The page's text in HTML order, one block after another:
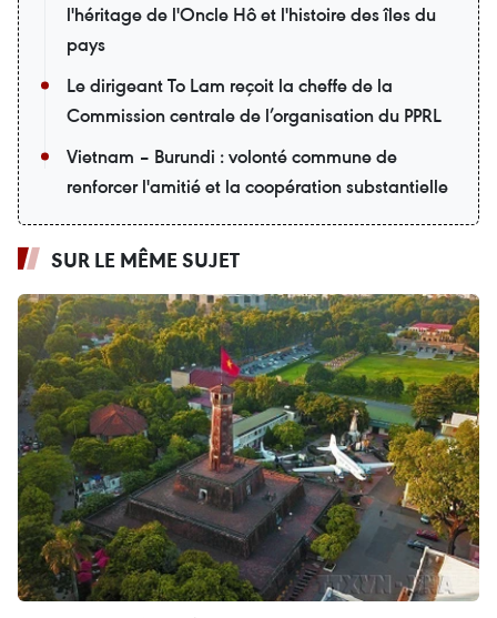
l'héritage de l'Oncle Hô et l'histoire des îles du
pays
Le dirigeant To Lam reçoit la cheffe de la
Commission centrale de l’organisation du PPRL
Vietnam – Burundi : volonté commune de
renforcer l'amitié et la coopération substantielle
SUR LE MÊME SUJET